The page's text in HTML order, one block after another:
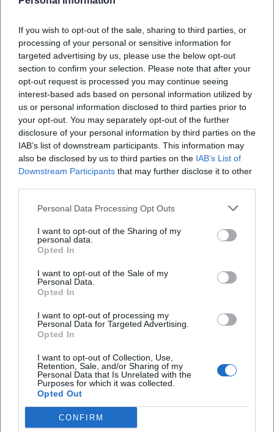
If you wish to opt-out of the sale, sharing to third parties, or
processing of your personal or sensitive information for
targeted advertising by us, please use the below opt-out
section to confirm your selection. Please note that after your
opt-out request is processed you may continue seeing
interest-based ads based on personal information utilized by
us or personal information disclosed to third parties prior to
your opt-out. You may separately opt-out of the further
disclosure of your personal information by third parties on the
IAB’s list of downstream participants. This information may
also be disclosed by us to third parties on the IAB’s List of
Downstream Participants that may further disclose it to other
Personal Data Processing Opt Outs
I want to opt-out of the Sharing of my
personal data.
Opted In
I want to opt-out of the Sale of my
Personal Data.
Opted In
I want to opt-out of processing my
Personal Data for Targeted Advertising.
Opted In
I want to opt-out of Collection, Use,
Retention, Sale, and/or Sharing of my
Personal Data that Is Unrelated with the
Purposes for which it was collected.
Opted Out
CONFIRM
Map unavailable
Open in Google Maps
Häufig gestellte Fragen
Wann beginnt die Vorstellung
Wie lange dauert die Aufführung
Gibt es eine Pause
Wie viele Plätze hat das Kurtheater